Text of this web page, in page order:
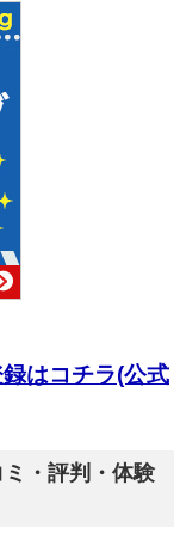
はコチラ(公式
・評判・体験